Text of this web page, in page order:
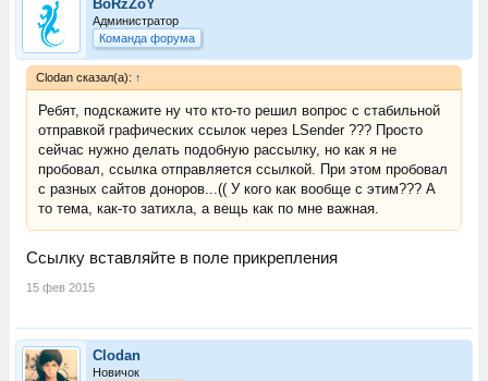
BoRzZoY
Администратор
Команда форума
Clodan сказал(а): ↑
Ребят, подскажите ну что кто-то решил вопрос с стабильной
отправкой графических ссылок через LSender ??? Просто
сейчас нужно делать подобную рассылку, но как я не
пробовал, ссылка отправляется ссылкой. При этом пробовал
с разных сайтов доноров...(( У кого как вообще с этим??? А
то тема, как-то затихла, а вещь как по мне важная.
Ссылку вставляйте в поле прикрепления
15 фев 2015
Clodan
Новичок